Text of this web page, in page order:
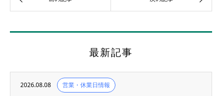
最新記事
2026.08.08 営業・休業日情報